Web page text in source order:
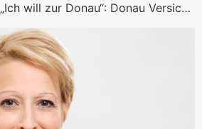
„Ich will zur Donau“: Donau Versicherung startet neue Werbelinie